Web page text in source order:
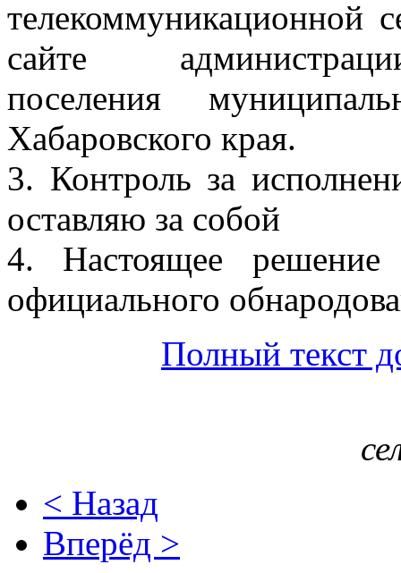
телекоммуникационной
сайте
поселения
Хабаровского края.
3. Контроль за
оставляю за собой
4. Настоящее
официального
Полный текст
< Назад
Вперёд >